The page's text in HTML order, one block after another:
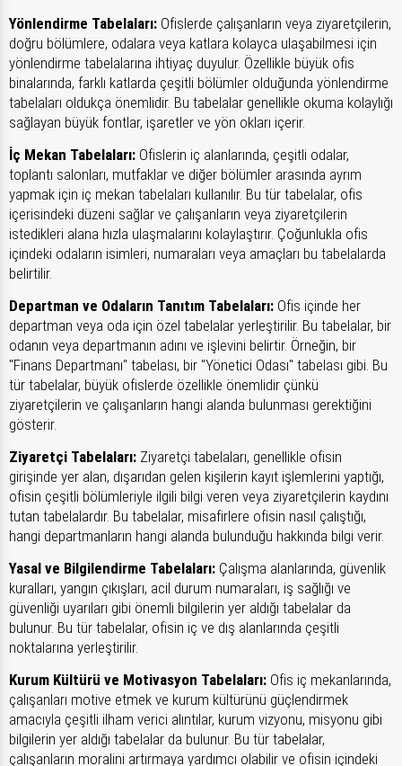
Yönlendirme Tabelaları: Ofislerde çalışanların veya ziyaretçilerin,
doğru bölümlere, odalara veya katlara kolayca ulaşabilmesi için
yönlendirme tabelalarına ihtiyaç duyulur. Özellikle büyük ofis
binalarında, farklı katlarda çeşitli bölümler olduğunda yönlendirme
tabelaları oldukça önemlidir. Bu tabelalar genellikle okuma kolaylığı
sağlayan büyük fontlar, işaretler ve yön okları içerir.
İç Mekan Tabelaları: Ofislerin iç alanlarında, çeşitli odalar,
toplantı salonları, mutfaklar ve diğer bölümler arasında ayrım
yapmak için iç mekan tabelaları kullanılır. Bu tür tabelalar, ofis
içerisindeki düzeni sağlar ve çalışanların veya ziyaretçilerin
istedikleri alana hızla ulaşmalarını kolaylaştırır. Çoğunlukla ofis
içindeki odaların isimleri, numaraları veya amaçları bu tabelalarda
belirtilir.
Departman ve Odaların Tanıtım Tabelaları: Ofis içinde her
departman veya oda için özel tabelalar yerleştirilir. Bu tabelalar, bir
odanın veya departmanın adını ve işlevini belirtir. Örneğin, bir
"Finans Departmanı" tabelası, bir "Yönetici Odası" tabelası gibi. Bu
tür tabelalar, büyük ofislerde özellikle önemlidir çünkü
ziyaretçilerin ve çalışanların hangi alanda bulunması gerektiğini
gösterir.
Ziyaretçi Tabelaları: Ziyaretçi tabelaları, genellikle ofisin
girişinde yer alan, dışarıdan gelen kişilerin kayıt işlemlerini yaptığı,
ofisin çeşitli bölümleriyle ilgili bilgi veren veya ziyaretçilerin kaydını
tutan tabelalardır. Bu tabelalar, misafirlere ofisin nasıl çalıştığı,
hangi departmanların hangi alanda bulunduğu hakkında bilgi verir.
Yasal ve Bilgilendirme Tabelaları: Çalışma alanlarında, güvenlik
kuralları, yangın çıkışları, acil durum numaraları, iş sağlığı ve
güvenliği uyarıları gibi önemli bilgilerin yer aldığı tabelalar da
bulunur. Bu tür tabelalar, ofisin iç ve dış alanlarında çeşitli
noktalarına yerleştirilir.
Kurum Kültürü ve Motivasyon Tabelaları: Ofis iç mekanlarında,
çalışanları motive etmek ve kurum kültürünü güçlendirmek
amacıyla çeşitli ilham verici alıntılar, kurum vizyonu, misyonu gibi
bilgilerin yer aldığı tabelalar da bulunur. Bu tür tabelalar,
çalışanların moralini artırmaya yardımcı olabilir ve ofisin içindeki